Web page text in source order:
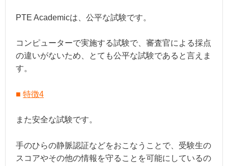
PTE Academicは、公平な試験です。
コンピューターで実施する試験で、審査官による採点
の違いがないため、とても公平な試験であると言えま
す。
■ 特徴4
また安全な試験です。
手のひらの静脈認証などをおこなうことで、受験生の
スコアやその他の情報を守ることを可能にしているの